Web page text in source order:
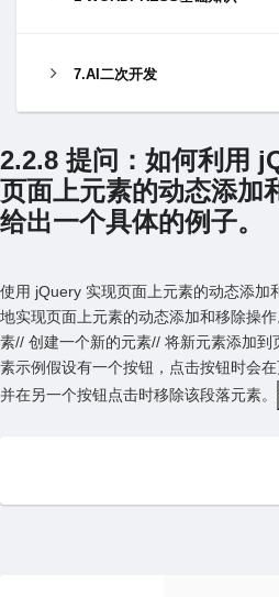
7.AI二次开发
2.2.8 提问：如何利⽤
页⾯上元素的动态添加
给出⼀个具体的例⼦。
使⽤ jQuery 实现页⾯上元素的动态添加
地实现页⾯上元素的动态添加和移除操
素// 创建⼀个新的元素// 将新元素添加
素⽰例假设有⼀个按钮，点击按钮时会
并在另⼀个按钮点击时移除该段落元素。